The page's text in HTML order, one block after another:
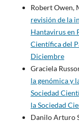
Robert Owen,
revisión de la
Hantavirus en
Científica del
Diciembre
Graciela
la genómica y
Sociedad
la Sociedad
Danilo Arturo